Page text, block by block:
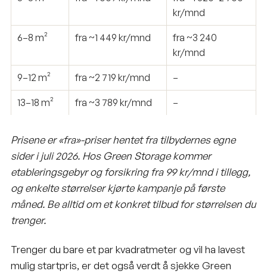
kr/mnd
6–8 m² fra ~1 449 kr/mnd
fra ~3 240
kr/mnd
9–12 m² fra ~2 719 kr/mnd –
13–18 m² fra ~3 789 kr/mnd –
Prisene er «fra»-priser hentet fra tilbydernes egne
sider i juli 2026. Hos Green Storage kommer
etableringsgebyr og forsikring fra 99 kr/mnd i tillegg,
og enkelte størrelser kjørte kampanje på første
måned. Be alltid om et konkret tilbud for størrelsen du
trenger.
Trenger du bare et par kvadratmeter og vil ha lavest
mulig startpris, er det også verdt å sjekke Green